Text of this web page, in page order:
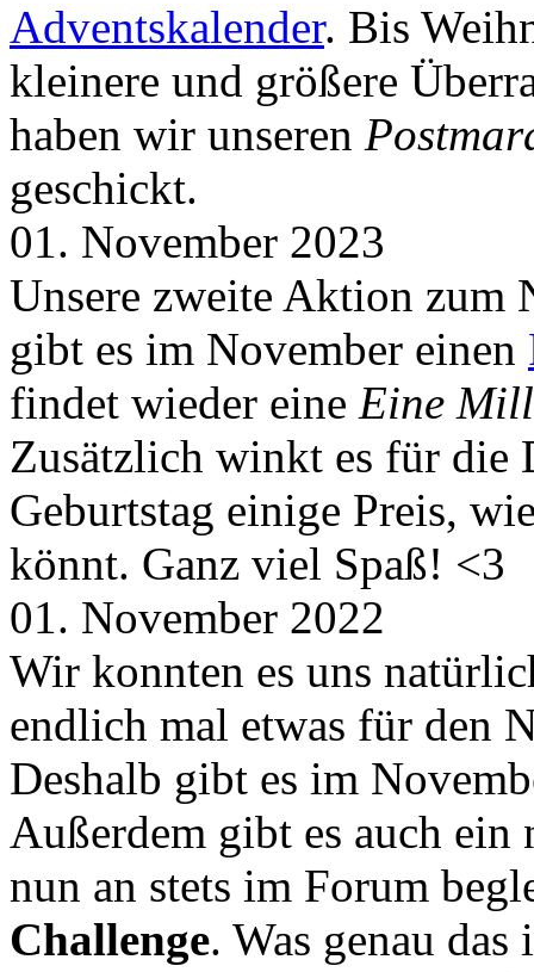
Adventskalender. Bis
kleinere und größere
haben wir unseren
geschickt.
01. November 2023
Unsere zweite Aktion zum
gibt es im November einen
findet wieder eine Eine
Zusätzlich winkt es für die
Geburtstag einige Preis,
könnt. Ganz viel Spaß! <3
01. November 2022
Wir konnten es uns
endlich mal etwas für den
Deshalb gibt es im
Außerdem gibt es auch ein
nun an stets im Forum
Challenge. Was genau